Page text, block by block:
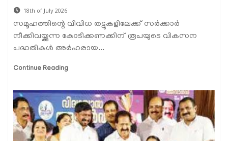
18th of July 2026
സമൂഹത്തിന്റെ വിവിധ തട്ടുകളിലേക്ക് സർക്കാർ
നീക്കിവയ്ക്കുന്ന കോടിക്കണക്കിന് രൂപയുടെ വികസന
പദ്ധതികൾ അർഹരായ...
Continue Reading